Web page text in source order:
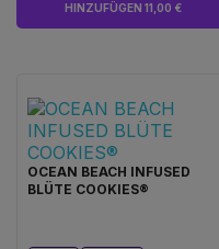
HINZUFÜGEN 11,00 €
OCEAN BEACH INFUSED
BLÜTE COOKIES®